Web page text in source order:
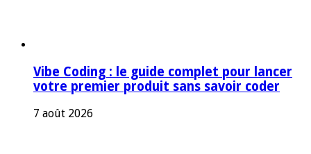
Vibe Coding : le guide complet pour lancer
votre premier produit sans savoir coder
7 août 2026